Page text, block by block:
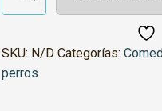
Blanco
SKU: N/D Categorías:
perros